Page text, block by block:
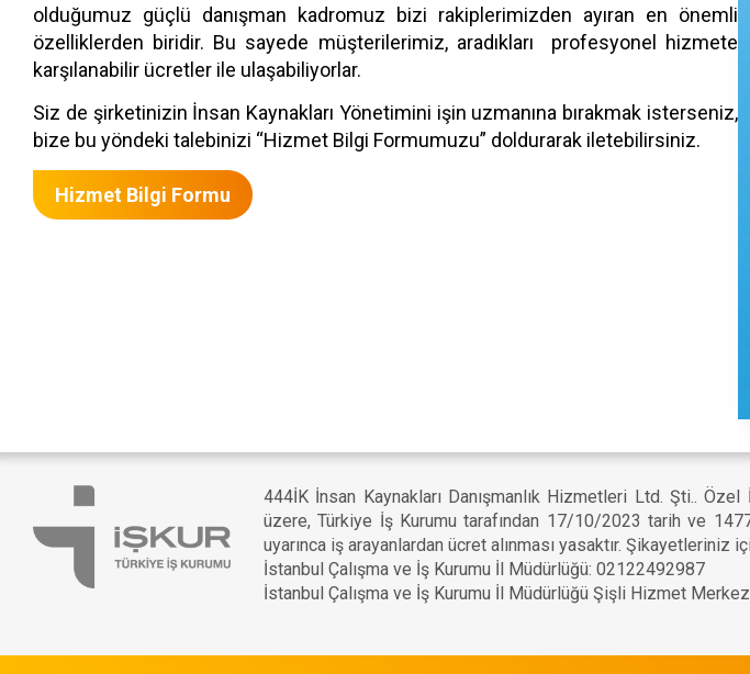
olduğumuz güçlü danışman kadromuz bizi rakiplerimizden ayıran en önemli
özelliklerden biridir. Bu sayede müşterilerimiz, aradıkları profesyonel hizmete
karşılanabilir ücretler ile ulaşabiliyorlar.
Siz de şirketinizin İnsan Kaynakları Yönetimini işin uzmanına bırakmak isterseniz,
bize bu yöndeki talebinizi “Hizmet Bilgi Formumuzu” doldurarak iletebilirsiniz.
Hizmet Bilgi Formu
444İK İnsan Kaynakları Danışmanlık Hizmetleri Ltd. Şti..
üzere, Türkiye İş Kurumu tarafından 17/10/2023 tarih ve
uyarınca iş arayanlardan ücret alınması yasaktır. Şikayetleriniz
İstanbul Çalışma ve İş Kurumu İl Müdürlüğü: 02122492987
İstanbul Çalışma ve İş Kurumu İl Müdürlüğü Şişli Hizmet